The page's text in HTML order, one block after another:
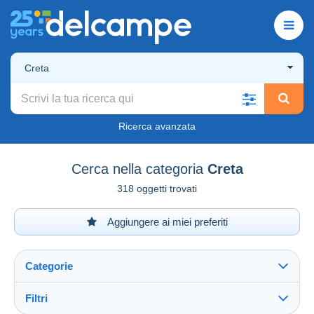
Creta
Ricerca avanzata
Cerca nella categoria Creta
318 oggetti trovati
Aggiungere ai miei preferiti
Categorie
Filtri